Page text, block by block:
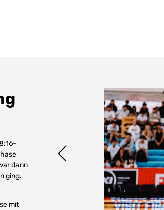
dann
ging.
mit